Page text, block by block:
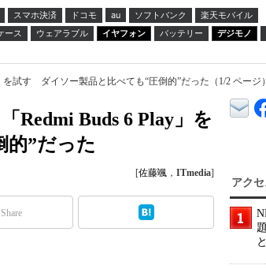
スマホ決済 ドコモ au ソフトバンク
楽天モバイル
ース ウェアラブル イヤフォン バッテリー デジモノ
試す ダイソー製品と比べても“圧倒的”だった（1/2 ページ）
Redmi Buds 6 Play」を
”だった
[佐藤颯 ， ITmedia]
Share
アク